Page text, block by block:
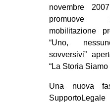
novembre
promuove
mobilitazione
“Uno,
sovversivi”
“La Storia Siamo
Una nuova